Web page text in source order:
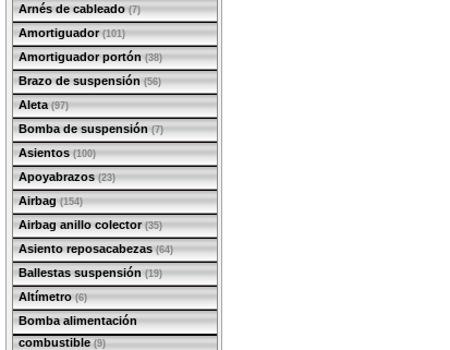
Arnés de cableado (7)
Amortiguador (101)
Amortiguador portón (38)
Brazo de suspensión (56)
Aleta (97)
Bomba de suspensión (7)
Asientos (100)
Apoyabrazos (23)
Airbag (154)
Airbag anillo colector (35)
Asiento reposacabezas (64)
Ballestas suspensión (19)
Altímetro (6)
Bomba alimentación
combustible(9)